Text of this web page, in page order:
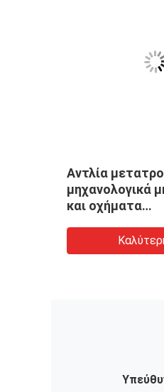
Αντλία
μηχανολογικά
και οχήματα
Υδραυλική
πετρελαίου